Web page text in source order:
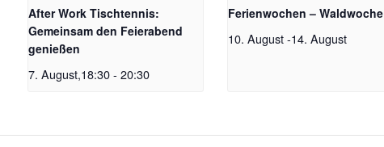
After Work Tischtennis:
Gemeinsam den Feierabend
genießen
7. August,18:30- 20:30
Ferienwochen – Waldwoche
10. August-14. August